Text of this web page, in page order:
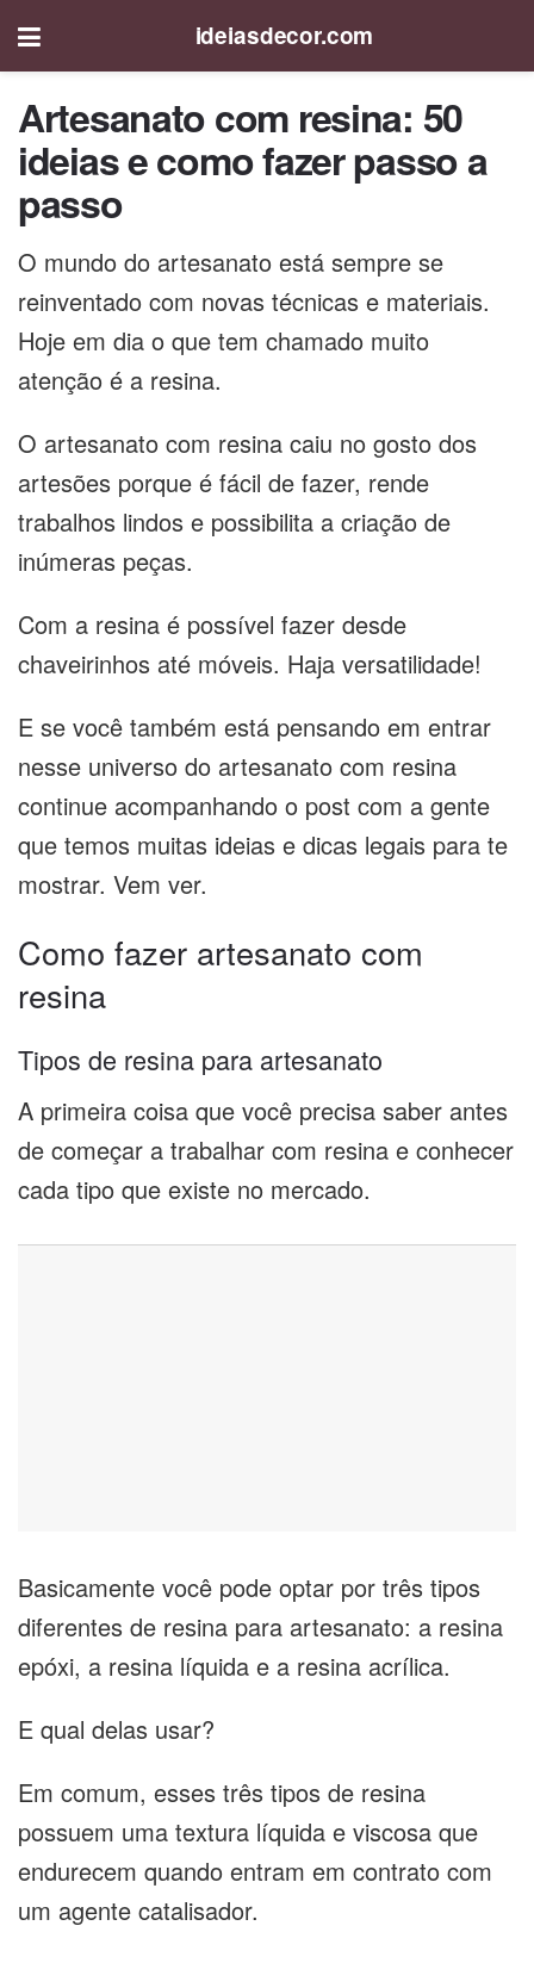
ideiasdecor.com
Artesanato com resina: 50
ideias e como fazer passo a
passo
O mundo do artesanato está sempre se
reinventado com novas técnicas e materiais.
Hoje em dia o que tem chamado muito
atenção é a resina.
O artesanato com resina caiu no gosto dos
artesões porque é fácil de fazer, rende
trabalhos lindos e possibilita a criação de
inúmeras peças.
Com a resina é possível fazer desde
chaveirinhos até móveis. Haja versatilidade!
E se você também está pensando em entrar
nesse universo do artesanato com resina
continue acompanhando o post com a gente
que temos muitas ideias e dicas legais para te
mostrar. Vem ver.
Como fazer artesanato com
resina
Tipos de resina para artesanato
A primeira coisa que você precisa saber antes
de começar a trabalhar com resina e conhecer
cada tipo que existe no mercado.
Basicamente você pode optar por três tipos
diferentes de resina para artesanato: a resina
epóxi, a resina líquida e a resina acrílica.
E qual delas usar?
Em comum, esses três tipos de resina
possuem uma textura líquida e viscosa que
endurecem quando entram em contrato com
um agente catalisador.